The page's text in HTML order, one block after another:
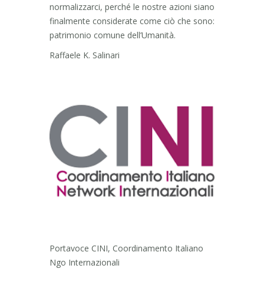
normalizzarci, perché le nostre azioni siano
finalmente considerate come ciò che sono:
patrimonio comune dell’Umanità.
Raffaele K. Salinari
Portavoce CINI, Coordinamento Italiano
Ngo Internazionali